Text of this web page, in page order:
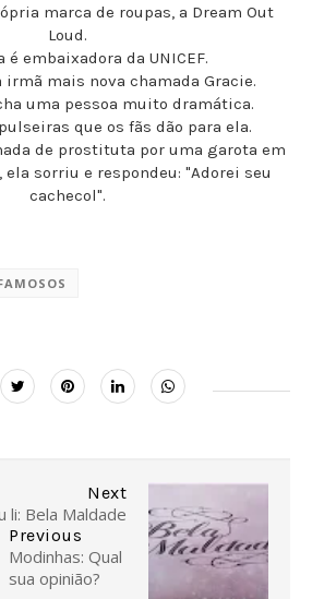
marca de roupas, a Dream Out
Loud.
é embaixadora da UNICEF.
irmã mais nova chamada Gracie.
uma pessoa muito dramática.
que os fãs dão para ela.
de prostituta por uma garota em
sorriu e respondeu: "Adorei seu
cachecol".
Next
li: Bela Maldade
Previous
Modinhas: Qual
sua opinião?